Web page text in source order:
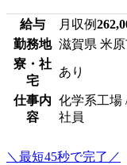
給与 月収例
勤務地 滋賀県 米
寮・社
宅
あり
仕事内
容
化学系工場
社員
＼最短45秒で完了／